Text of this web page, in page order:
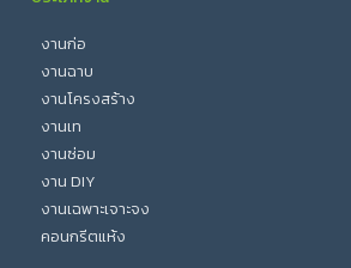
งานก่อ
งานฉาบ
งานโครงสร้าง
งานเท
งานซ่อม
งาน DIY
งานเฉพาะเจาะจง
คอนกรีตแห้ง